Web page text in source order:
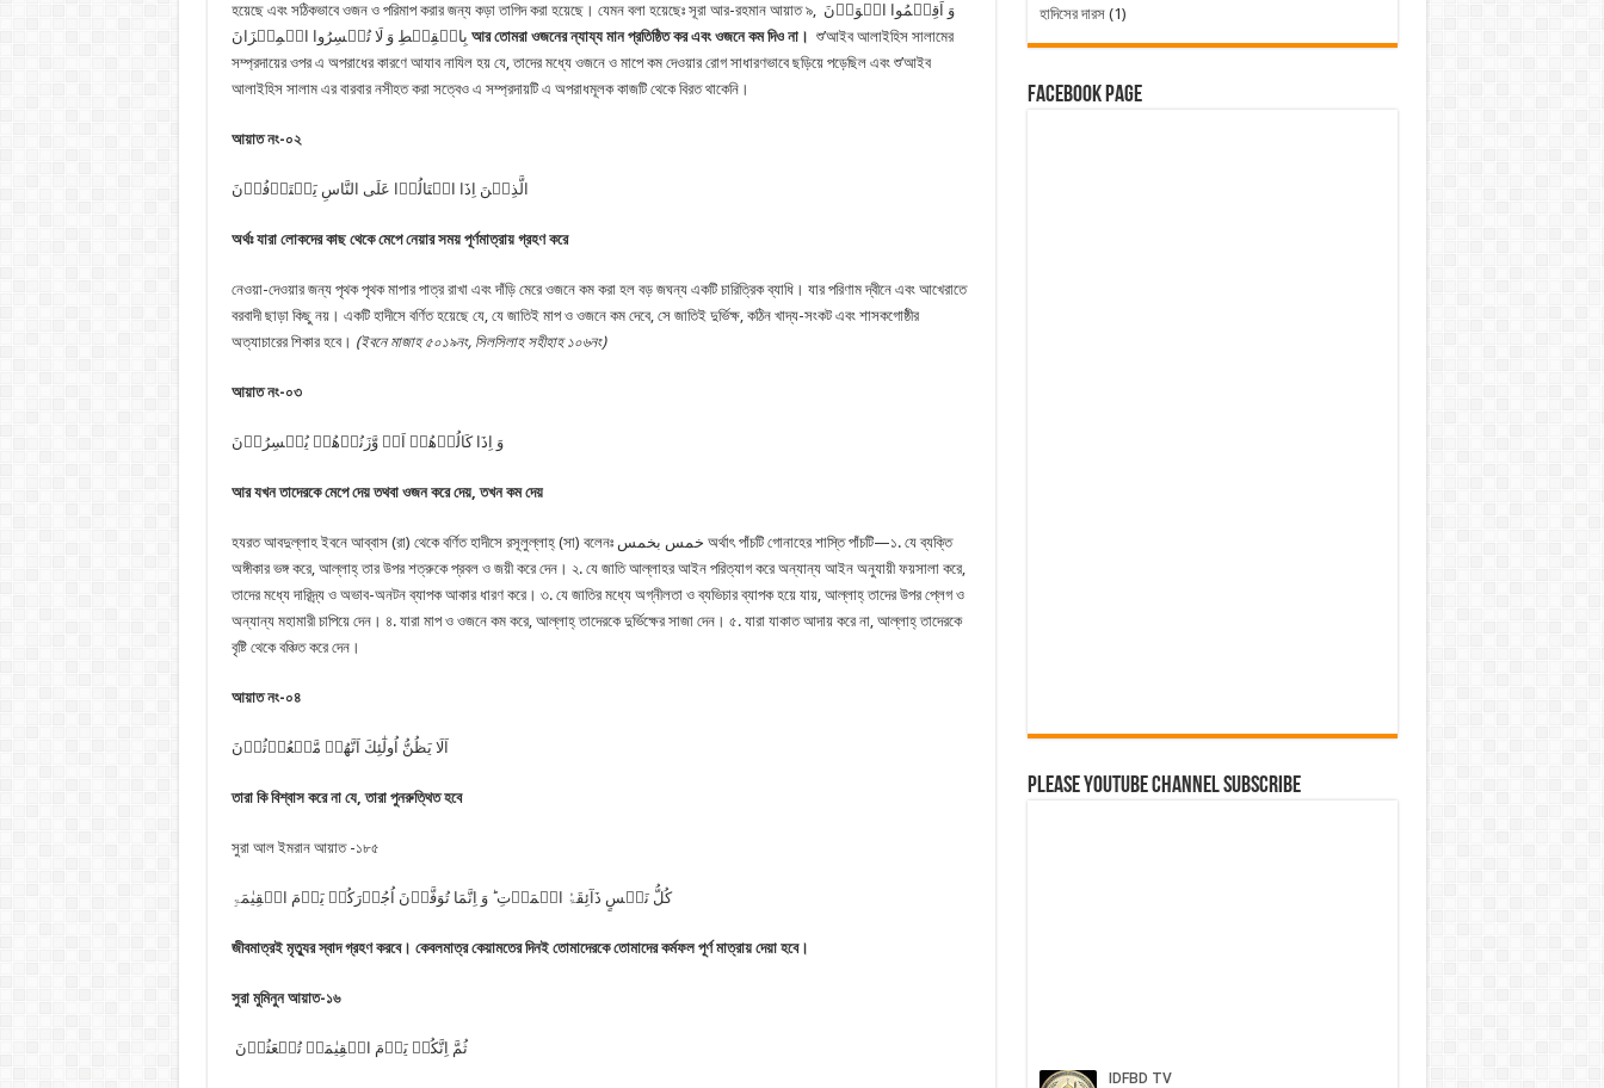
হয়েছে এবং সঠিকভাবে ওজন ও পরিমাপ করার জন্য কড়া তাগিদ করা হয়েছে। যেমন বলা হয়েছেঃ সূরা আর-রহমান আয়াত ৯, وَ اَقِیۡمُوا الۡوَزۡنَ
بِالۡقِسۡطِ وَ لَا تُخۡسِرُوا الۡمِیۡزَانَ আর তোমরা ওজনের ন্যায্য মান প্রতিষ্ঠিত কর এবং ওজনে কম দিও না। শু’আইব আলাইহিস সালামের
সম্প্রদায়ের ওপর এ অপরাধের কারণে আযাব নাযিল হয় যে, তাদের মধ্যে ওজনে ও মাপে কম দেওয়ার রোগ সাধারণভাবে ছড়িয়ে পড়েছিল এবং শু’আইব
আলাইহিস সালাম এর বারবার নসীহত করা সত্বেও এ সম্প্রদায়টি এ অপরাধমূলক কাজটি থেকে বিরত থাকেনি।
আয়াত নং-০২
الَّذِیۡنَ اِذَا اكۡتَالُوۡا عَلَی النَّاسِ یَسۡتَوۡفُوۡنَ
অর্থঃ যারা লোকদের কাছ থেকে মেপে নেয়ার সময় পূর্ণমাত্রায় গ্রহণ করে
নেওয়া-দেওয়ার জন্য পৃথক পৃথক মাপার পাত্র রাখা এবং দাঁড়ি মেরে ওজনে কম করা হল বড় জঘন্য একটি চারিত্রিক ব্যাধি। যার পরিণাম দ্বীনে এবং আখেরাতে
বরবাদী ছাড়া কিছু নয়। একটি হাদীসে বর্ণিত হয়েছে যে, যে জাতিই মাপ ও ওজনে কম দেবে, সে জাতিই দুর্ভিক্ষ, কঠিন খাদ্য-সংকট এবং শাসকগোষ্ঠীর
অত্যাচারের শিকার হবে। (ইবনে মাজাহ ৫০১৯নং, সিলসিলাহ সহীহাহ ১০৬নং)
আয়াত নং-০৩
وَ اِذَا كَالُوۡهُمۡ اَوۡ وَّزَنُوۡهُمۡ یُخۡسِرُوۡنَ
আর যখন তাদেরকে মেপে দেয় তথবা ওজন করে দেয়,তখন কম দেয়
হযরত আবদুল্লাহ ইবনে আব্বাস (রা) থেকে বর্ণিত হাদীসে রসূলুল্লাহ্ (সা) বলেনঃ خمس بخمس অর্থাৎ পাঁচটি গোনাহের শাস্তি পাঁচটি—১. যে ব্যক্তি
অঙ্গীকার ভঙ্গ করে, আল্লাহ্ তার উপর শত্রুকে প্রবল ও জয়ী করে দেন। ২. যে জাতি আল্লাহর আইন পরিত্যাগ করে অন্যান্য আইন অনুযায়ী ফয়সালা করে,
তাদের মধ্যে দারিদ্র্য ও অভাব-অনটন ব্যাপক আকার ধারণ করে। ৩. যে জাতির মধ্যে অগ্নীলতা ও ব্যভিচার ব্যাপক হয়ে যায়, আল্লাহ্ তাদের উপর প্লেগ ও
অন্যান্য মহামারী চাপিয়ে দেন। ৪. যারা মাপ ও ওজনে কম করে, আল্লাহ্ তাদেরকে দুর্ভিক্ষের সাজা দেন। ৫. যারা যাকাত আদায় করে না, আল্লাহ্ তাদেরকে
বৃষ্টি থেকে বঞ্চিত করে দেন।
আয়াত নং-০৪
اَلَا یَظُنُّ اُولٰٓئِكَ اَنَّهُمۡ مَّبۡعُوۡثُوۡنَ
তারা কি বিশ্বাস করে না যে,তারা পুনরুত্থিত হবে
সুরা আল ইমরান আয়াত -১৮৫
كُلُّ نَفۡسٍ ذَآئِقَۃُ الۡمَوۡتِ ؕ وَ اِنَّمَا تُوَفَّوۡنَ اُجُوۡرَكُمۡ یَوۡمَ الۡقِیٰمَۃِ
জীবমাত্রই মৃত্যুর স্বাদ গ্রহণ করবে। কেবলমাত্র কেয়ামতের দিনই তোমাদেরকে তোমাদের কর্মফল পূর্ণ মাত্রায় দেয়া হবে।
সুরা মুমিনুন আয়াত-১৬
ثُمَّ اِنَّكُمۡ یَوۡمَ الۡقِیٰمَۃِ تُبۡعَثُوۡنَ
হাদিসের দারস(1)
Facebook Page
Please Youtube Channel Subscribe